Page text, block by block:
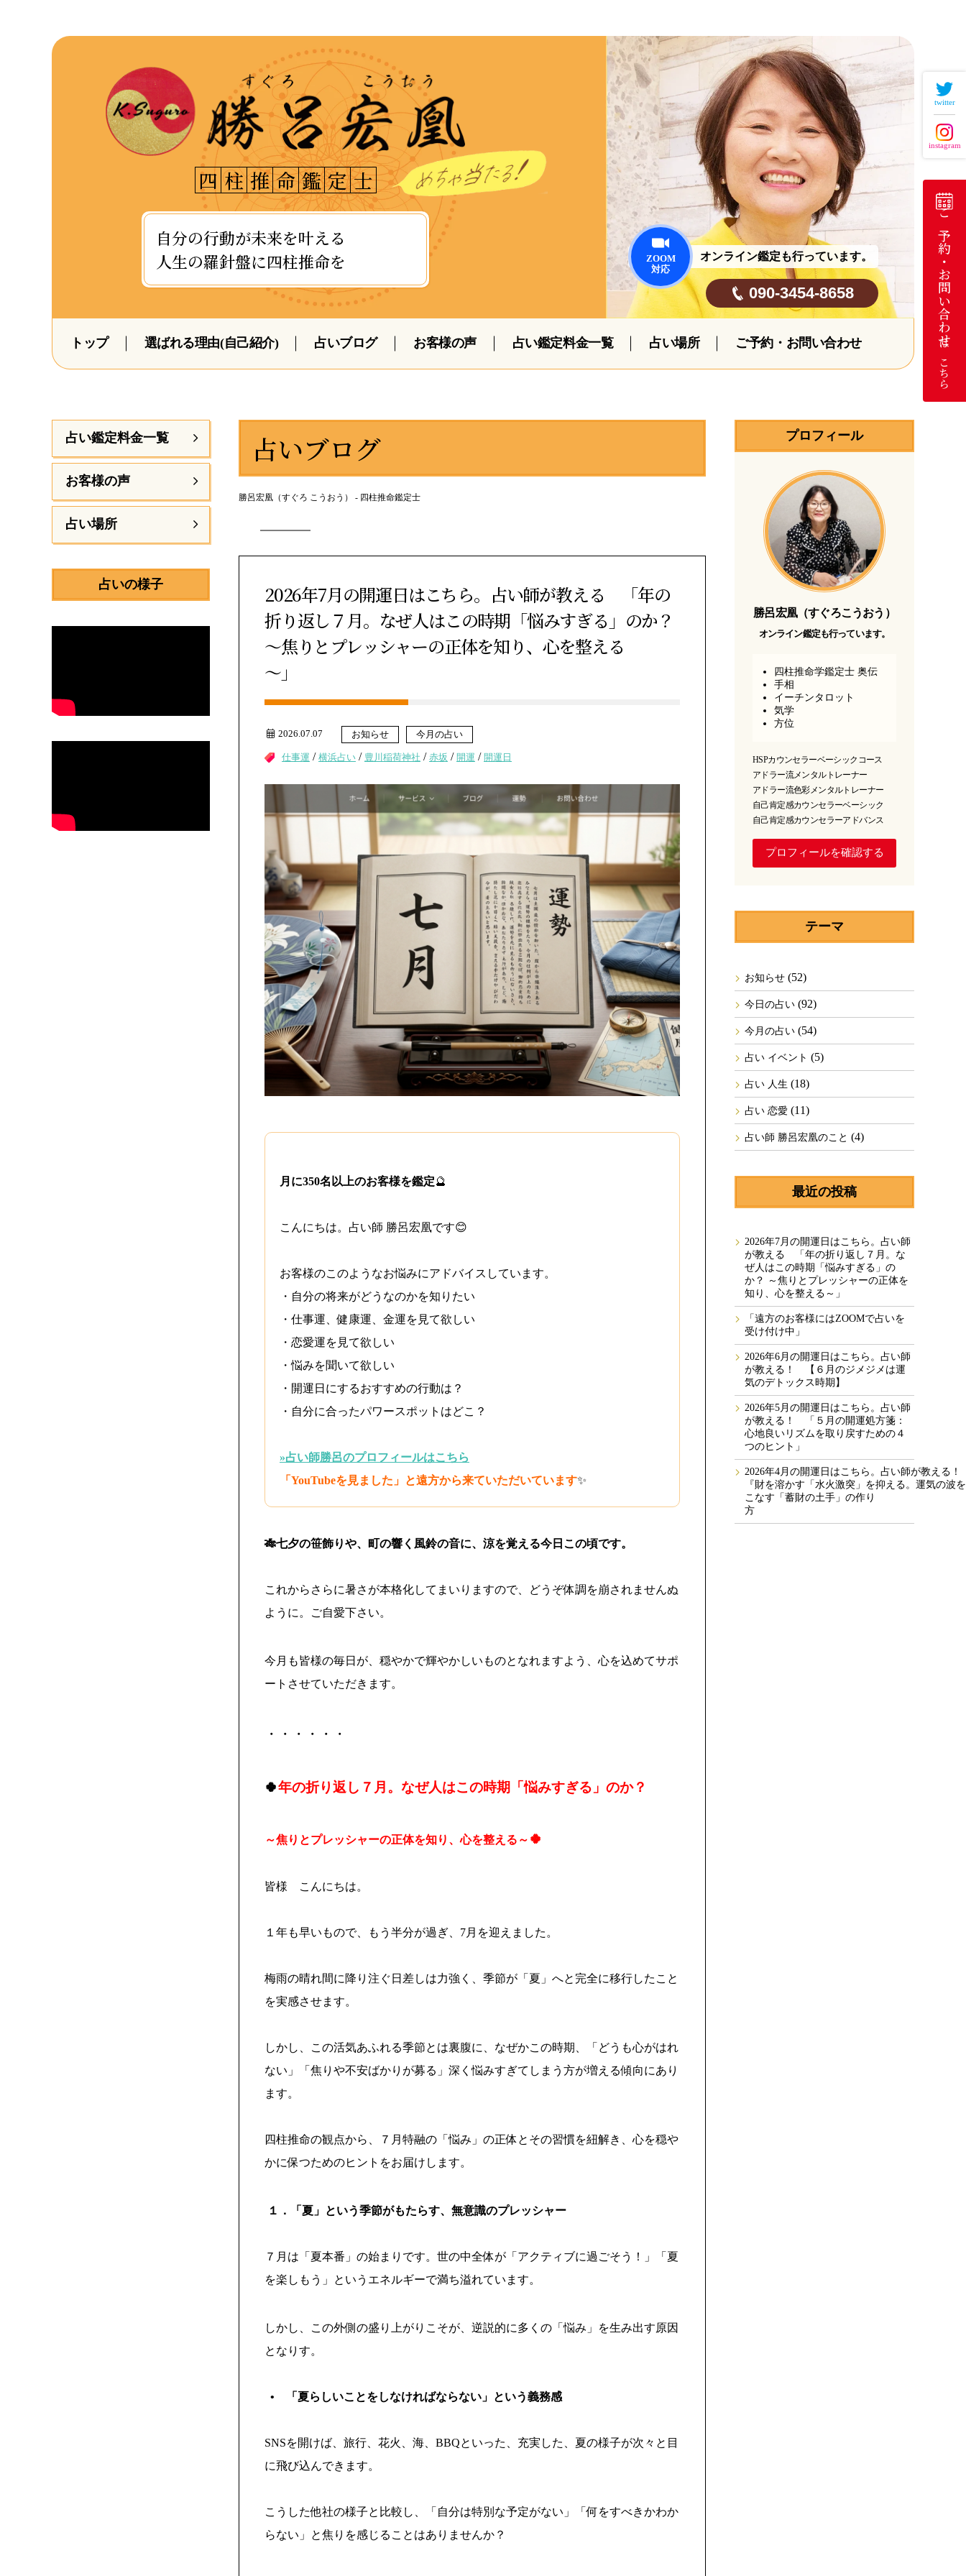
四 柱 推 命 鑑 定 士
自分の行動が未来を叶える
人生の羅針盤に四柱推命を
オンライン鑑定も行っています。
090-3454-8658
トップ 選ばれる理由(自己紹介) 占いブログ お客様の声 占い鑑定料金一覧 占い場所 ご予約・お問い合わせ
占い鑑定料金一覧
お客様の声
占い場所
占いの様子
占いブログ
勝呂宏凰（すぐろ こうおう） - 四柱推命鑑定士
2026年7月の開運日はこちら。占い師が教える 「年の
折り返し７月。なぜ人はこの時期「悩みすぎる」のか？
～焦りとプレッシャーの正体を知り、心を整える
～」
2026.07.07 お知らせ 今月の占い
仕事運 / 横浜占い / 豊川稲荷神社 / 赤坂 / 開運 / 開運日
月に350名以上のお客様を鑑定🔮
こんにちは。占い師 勝呂宏凰です😊
お客様のこのようなお悩みにアドバイスしています。
・自分の将来がどうなのかを知りたい
・仕事運、健康運、金運を見て欲しい
・恋愛運を見て欲しい
・悩みを聞いて欲しい
・開運日にするおすすめの行動は？
・自分に合ったパワースポットはどこ？
»占い師勝呂のプロフィールはこちら
「YouTubeを見ました」と遠方から来ていただいています✨
🎋七夕の笹飾りや、町の響く風鈴の音に、涼を覚える今日この頃です。
これからさらに暑さが本格化してまいりますので、どうぞ体調を崩されませんぬ
ように。ご自愛下さい。
今月も皆様の毎日が、穏やかで輝やかしいものとなれますよう、心を込めてサポ
ートさせていただきます。
・・・・・・
🍀年の折り返し７月。なぜ人はこの時期「悩みすぎる」のか？
～焦りとプレッシャーの正体を知り、心を整える～ 🍀
皆様 こんにちは。
１年も早いもので、もう半分が過ぎ、7月を迎えました。
梅雨の晴れ間に降り注ぐ日差しは力強く、季節が「夏」へと完全に移行したこと
を実感させます。
しかし、この活気あふれる季節とは裏腹に、なぜかこの時期、「どうも心がはれ
ない」「焦りや不安ばかりが募る」深く悩みすぎてしまう方が増える傾向にあり
ます。
四柱推命の観点から、７月特融の「悩み」の正体とその習慣を紐解き、心を穏や
かに保つためのヒントをお届けします。
１．「夏」という季節がもたらす、無意識のプレッシャー
７月は「夏本番」の始まりです。世の中全体が「アクティブに過ごそう！」「夏
を楽しもう」というエネルギーで満ち溢れています。
しかし、この外側の盛り上がりこそが、逆説的に多くの「悩み」を生み出す原因
となりす。
• 「夏らしいことをしなければならない」という義務感
SNSを開けば、旅行、花火、海、BBQといった、充実した、夏の様子が次々と目
に飛び込んできます。
こうした他社の様子と比較し、「自分は特別な予定がない」「何をすべきかわか
らない」と焦りを感じることはありませんか？
プロフィール
勝呂宏凰（すぐろこうおう）
オンライン鑑定も行っています。
四柱推命学鑑定士 奥伝
手相
イーチンタロット
気学
方位
HSPカウンセラーベーシックコース
アドラー流メンタルトレーナー
アドラー流色彩メンタルトレーナー
自己肯定感カウンセラーベーシック
自己肯定感カウンセラーアドバンス
プロフィールを確認する
テーマ
お知らせ (52)
今日の占い (92)
今月の占い (54)
占い イベント (5)
占い 人生 (18)
占い 恋愛 (11)
占い師 勝呂宏凰のこと (4)
最近の投稿
2026年7月の開運日はこちら。占い師
が教える 「年の折り返し７月。な
ぜ人はこの時期「悩みすぎる」の
か？ ～焦りとプレッシャーの正体を
知り、心を整える～」
「遠方のお客様にはZOOMで占いを
受け付け中」
2026年6月の開運日はこちら。占い師
が教える！ 【６月のジメジメは運
気のデトックス時期】
2026年5月の開運日はこちら。占い師
が教える！ 「５月の開運処方箋：
心地良いリズムを取り戻すための４
つのヒント」
2026年4月の開運日はこちら。占い師が教える
『財を溶かす「水火激突」を抑える。運気の波
こなす「蓄財の土手」の作り
twitter
instagram
ご予約・お問い合わせ
はこちら